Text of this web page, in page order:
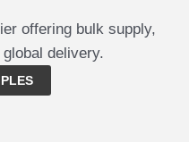
offering bulk supply,
delivery.